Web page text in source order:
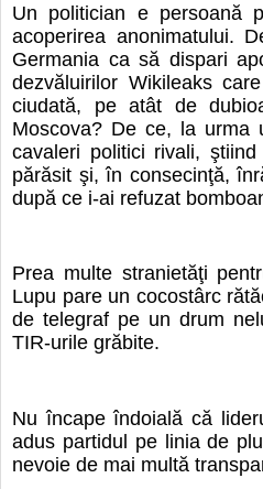
Un politician e persoană
acoperirea anonimatului.
Germania ca să dispari
dezvăluirilor Wikileaks
ciudată, pe atât de
Moscova? De ce, la urma
cavaleri politici rivali,
părăsit şi, în consecinţă,
după ce i-ai refuzat
Prea multe stranietăţi
Lupu pare un cocostârc
de telegraf pe un drum
TIR-urile grăbite.
Nu încape îndoială că
adus partidul pe linia de
nevoie de mai multă